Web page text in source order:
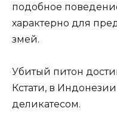
подобное
характерно для
змей.
Убитый питон
Кстати, в
деликатесом.